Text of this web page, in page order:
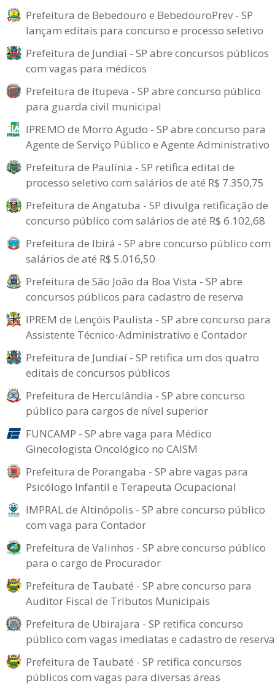
Prefeitura de Bebedouro e BebedouroPrev - SP
lançam editais para concurso e processo seletivo
Prefeitura de Jundiaí - SP abre concursos públicos
com vagas para médicos
Prefeitura de Itupeva - SP abre concurso público
para guarda civil municipal
IPREMO de Morro Agudo - SP abre concurso para
Agente de Serviço Público e Agente Administrativo
Prefeitura de Paulínia - SP retifica edital de
processo seletivo com salários de até R$ 7.350,75
Prefeitura de Angatuba - SP divulga retificação de
concurso público com salários de até R$ 6.102,68
Prefeitura de Ibirá - SP abre concurso público com
salários de até R$ 5.016,50
Prefeitura de São João da Boa Vista - SP abre
concursos públicos para cadastro de reserva
IPREM de Lençóis Paulista - SP abre concurso para
Assistente Técnico-Administrativo e Contador
Prefeitura de Jundiaí - SP retifica um dos quatro
editais de concursos públicos
Prefeitura de Herculândia - SP abre concurso
público para cargos de nível superior
FUNCAMP - SP abre vaga para Médico
Ginecologista Oncológico no CAISM
Prefeitura de Porangaba - SP abre vagas para
Psicólogo Infantil e Terapeuta Ocupacional
IMPRAL de Altinópolis - SP abre concurso público
com vaga para Contador
Prefeitura de Valinhos - SP abre concurso público
para o cargo de Procurador
Prefeitura de Taubaté - SP abre concurso para
Auditor Fiscal de Tributos Municipais
Prefeitura de Ubirajara - SP retifica concurso
público com vagas imediatas e cadastro de reserva
Prefeitura de Taubaté - SP retifica concursos
públicos com vagas para diversas áreas